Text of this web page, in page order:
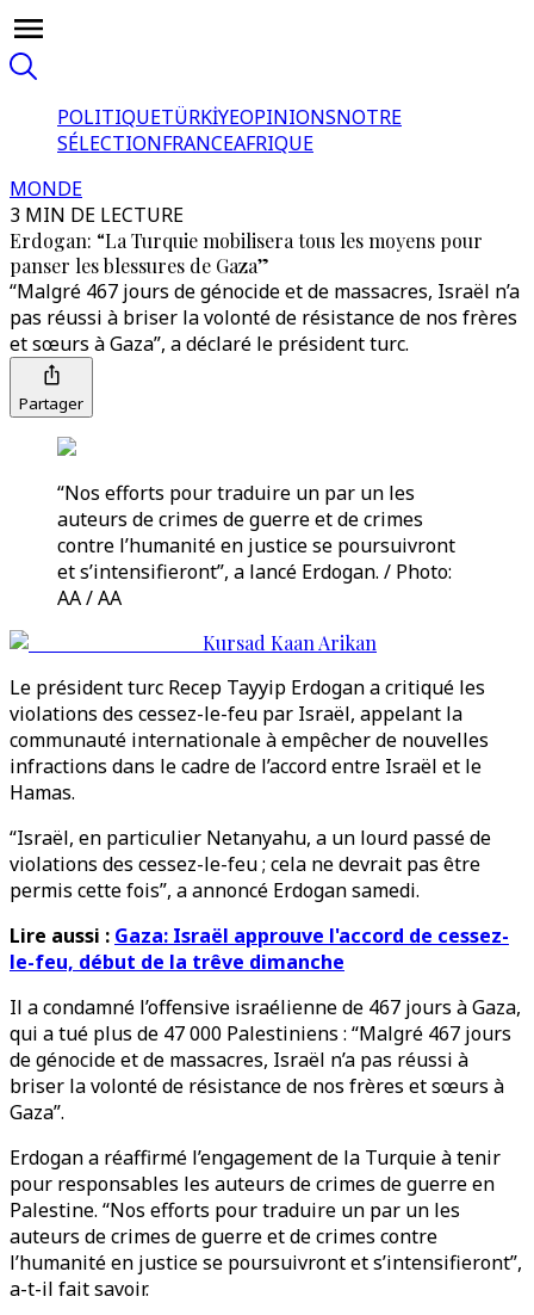
POLITIQUETÜRKİYEOPINIONSNOTRE
SÉLECTIONFRANCEAFRIQUE
MONDE
3 MIN DE LECTURE
Erdogan: “La Turquie mobilisera tous les moyens pour
panser les blessures de Gaza”
“Malgré 467 jours de génocide et de massacres, Israël n’a
pas réussi à briser la volonté de résistance de nos frères
et sœurs à Gaza”, a déclaré le président turc.
Partager
“Nos efforts pour traduire un par un les
auteurs de crimes de guerre et de crimes
contre l’humanité en justice se poursuivront
et s’intensifieront”, a lancé Erdogan. / Photo:
AA / AA
Kursad Kaan Arikan
Le président turc Recep Tayyip Erdogan a critiqué les
violations des cessez-le-feu par Israël, appelant la
communauté internationale à empêcher de nouvelles
infractions dans le cadre de l’accord entre Israël et le
Hamas.
“Israël, en particulier Netanyahu, a un lourd passé de
violations des cessez-le-feu ; cela ne devrait pas être
permis cette fois”, a annoncé Erdogan samedi.
Lire aussi : Gaza: Israël approuve l'accord de cessez-
le-feu, début de la trêve dimanche
Il a condamné l’offensive israélienne de 467 jours à Gaza,
qui a tué plus de 47 000 Palestiniens : “Malgré 467 jours
de génocide et de massacres, Israël n’a pas réussi à
briser la volonté de résistance de nos frères et sœurs à
Gaza”.
Erdogan a réaffirmé l’engagement de la Turquie à tenir
pour responsables les auteurs de crimes de guerre en
Palestine. “Nos efforts pour traduire un par un les
auteurs de crimes de guerre et de crimes contre
l’humanité en justice se poursuivront et s’intensifieront”,
a-t-il fait savoir.